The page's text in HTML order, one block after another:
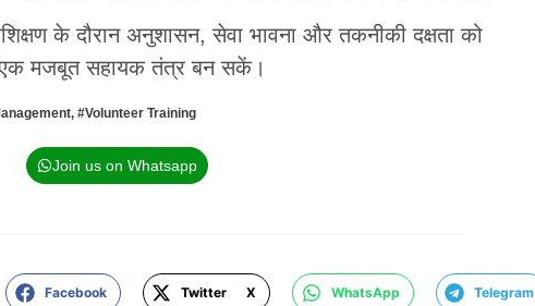
के दौरान अनुशासन, सेवा भावना और तकनीकी दक्षता को
एक मजबूत सहायक तंत्र बन सकें।
, #Volunteer Training
Join us on Whatsapp
Facebook Twitter X WhatsApp Telegram